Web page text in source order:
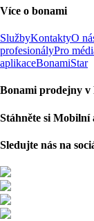
Více o bonami
SlužbyKontaktyO
profesionályPro
aplikaceBonamiStar
Bonami prodejny v
Stáhněte si Mobilní
Sledujte nás na